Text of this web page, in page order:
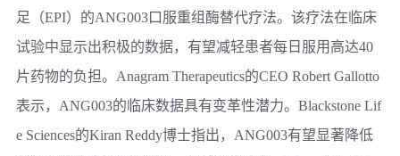
足（EPI）的ANG003口服重组酶替代疗法。该疗法在临床
试验中显示出积极的数据，有望减轻患者每日服用高达40
片药物的负担。Anagram Therapeutics的CEO Robert Gallotto
表示，ANG003的临床数据具有变革性潜力。Blackstone Lif
e Sciences的Kiran Reddy博士指出，ANG003有望显著降低